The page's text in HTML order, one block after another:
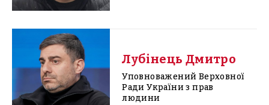
Лубінець Дмитро
Уповноважений Верховної
Ради України з прав
людини